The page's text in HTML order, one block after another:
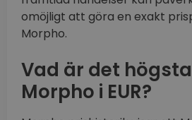
omöjligt att göra en exakt
Morpho.
Vad är det
Morpho i EUR?